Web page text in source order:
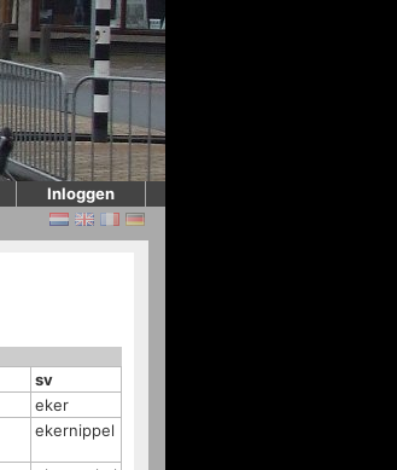
Inloggen
sv
eker
ekernippel